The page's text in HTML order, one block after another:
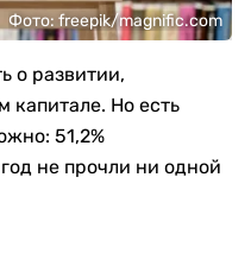
Фото: freepik/magnific.com
о развитии,
капитале. Но есть
51,2%
не прочли ни одной